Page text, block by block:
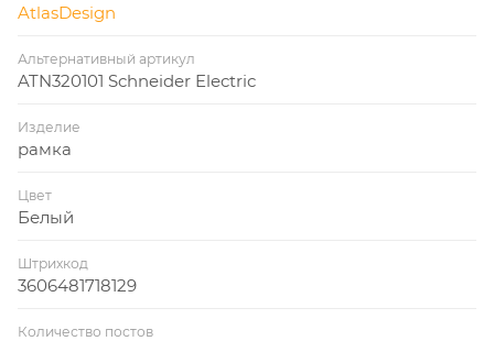
AtlasDesign
Альтернативный артикул
ATN320101 Schneider Electric
Изделие
рамка
Цвет
Белый
Штрихкод
3606481718129
Количество постов